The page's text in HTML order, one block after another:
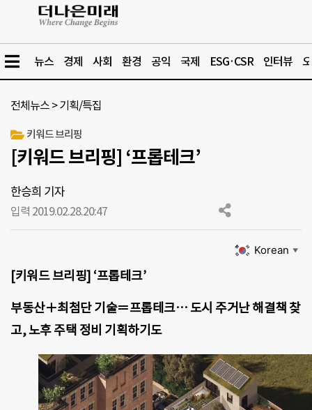
뉴스 경제 사회 환경 공익 국제 ESG·CSR 인터뷰
전체뉴스 >기획/특집
키워드 브리핑
[키워드 브리핑] ‘프롭테크’
한승희 기자
입력 2019.02.28.20:47
Korean ▼
[키워드 브리핑] ‘프롭테크’
부동산＋최첨단 기술＝프롭테크… 도시 주거난 해결책 찾
고, 노후 주택 정비 기획하기도